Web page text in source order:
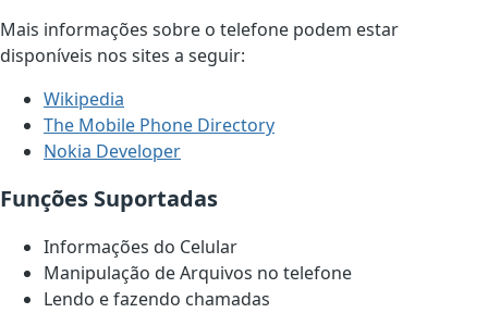
Mais informações sobre o telefone podem estar
disponíveis nos sites a seguir:
Wikipedia
The Mobile Phone Directory
Nokia Developer
Funções Suportadas
Informações do Celular
Manipulação de Arquivos no telefone
Lendo e fazendo chamadas